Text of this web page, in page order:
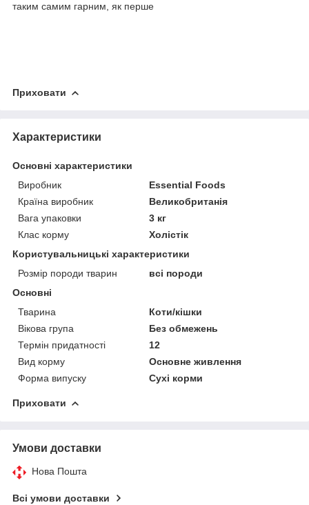
таким самим гарним, як перше
Приховати
Характеристики
Основні характеристики
Виробник
Essential Foods
Країна виробник
Великобританія
Вага упаковки
3 кг
Клас корму
Холістік
Користувальницькі характеристики
Розмір породи тварин
всі породи
Основні
Тварина
Коти/кішки
Вікова група
Без обмежень
Термін придатності
12
Вид корму
Основне живлення
Форма випуску
Сухі корми
Приховати
Умови доставки
Нова Пошта
Всі умови доставки